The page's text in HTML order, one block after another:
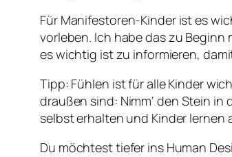
Für Manifestoren-Kinder ist es
vorleben. Ich habe das zu
es wichtig ist zu informieren,
Tipp: Fühlen ist für alle Kinder
draußen sind: Nimm‘ den Stein
selbst erhalten und Kinder lernen
Du möchtest tiefer ins Human